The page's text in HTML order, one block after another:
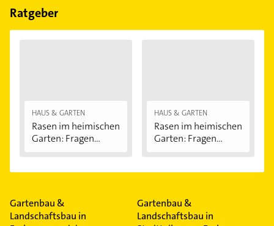
Pflasterarbeiten.
Ratgeber
HAUS & GARTEN
Rasen im heimischen
Garten: Fragen...
HAUS & GARTEN
Rasen im heimischen
Garten: Fragen...
Gartenbau &
Landschaftsbau in
Gartenbau &
Landschaftsbau in